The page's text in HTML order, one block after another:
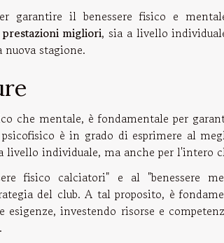
garantire il benessere fisico e
prestazioni migliori, sia a livello
nuova stagione.
che mentale, è fondamentale per
è in grado di esprimere al
individuale, ma anche per l'intero
fisico calciatori" e al "benessere
del club. A tal proposito, è
investendo risorse e